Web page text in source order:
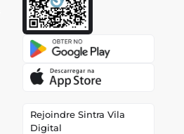
Rejoindre Sintra Vila
Digital